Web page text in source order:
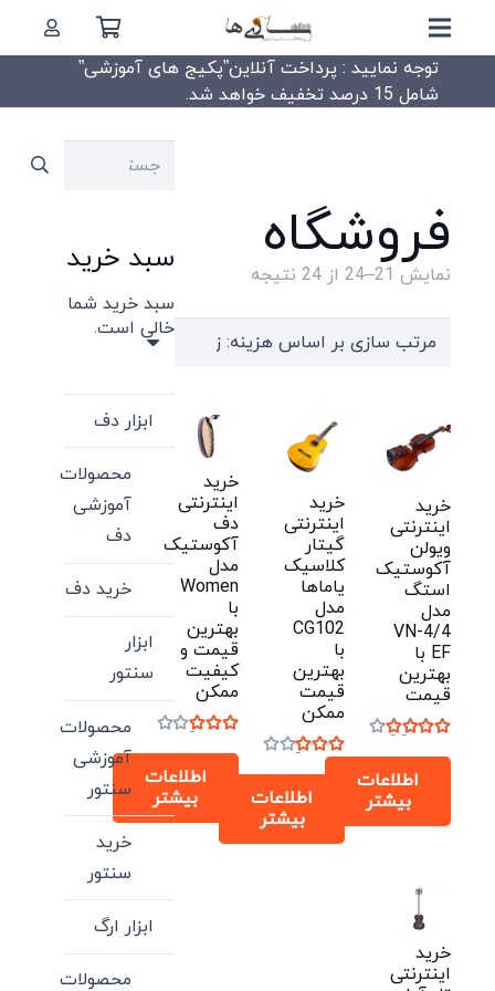
توجه نمایید : پرداخت آنلاین”پکیج های آموزشی”
شامل 15 درصد تخفیف خواهد شد.
فروشگاه
نمایش 21–24 از 24 نتیجه
price:
خرید
اینترنتی
ویولن
آکوستیک
استگ
مدل
VN-4/4
EF با
بهترین
قیمت
4.00
اطلاعات
بیشتر
خرید
اینترنتی
گیتار
کلاسیک
یاماها
مدل
CG102
با
بهترین
قیمت
ممکن
نمره
3.00
اطلاعات
بیشتر
خرید
اینترنتی
دف
آکوستیک
مدل
Women
با
بهترین
قیمت و
کیفیت
ممکن
3.00
اطلاعات
بیشتر
خرید
اینترنتی
جستجو
سبد خرید
سبد خرید شما
خالی است.
ابزار دف
محصولات
آموزشی
دف
خرید دف
ابزار
سنتور
محصولات
آموزشی
سنتور
خرید
سنتور
ابزار ارگ
محصولات